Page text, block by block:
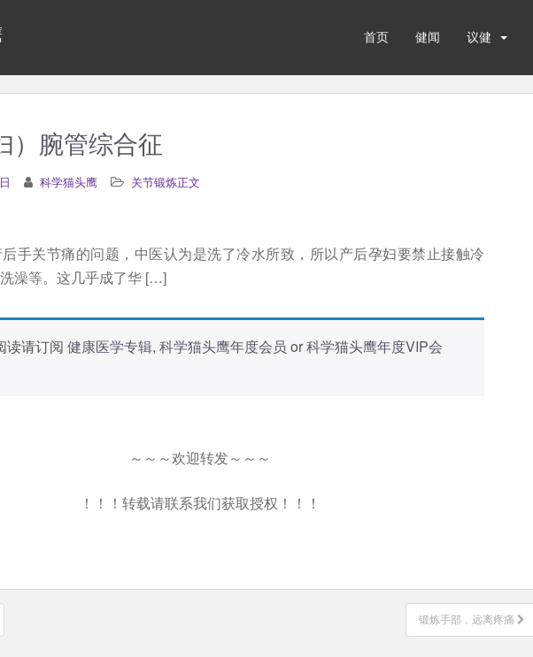
首页 健闻 议健
）腕管综合征
科学猫头鹰 关节锻炼正文
手关节痛的问题，中医认为是洗了冷水所致，所以产后孕妇要禁止接触冷
澡等。这几乎成了华 […]
读请订阅 健康医学专辑, 科学猫头鹰年度会员 or科学猫头鹰年度VIP会
～～～欢迎转发～～～
！！！转载请联系我们获取授权！！！
锻炼手部，远离疼痛